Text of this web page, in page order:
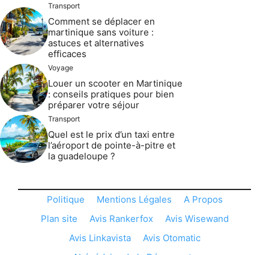
Transport
Comment se déplacer en
martinique sans voiture :
astuces et alternatives
efficaces
Voyage
Louer un scooter en Martinique
: conseils pratiques pour bien
préparer votre séjour
Transport
Quel est le prix d’un taxi entre
l’aéroport de pointe-à-pitre et
la guadeloupe ?
Politique Mentions Légales
A Propos
Plan site
Avis Rankerfox
Avis Wisewand
Avis Linkavista
Avis Otomatic